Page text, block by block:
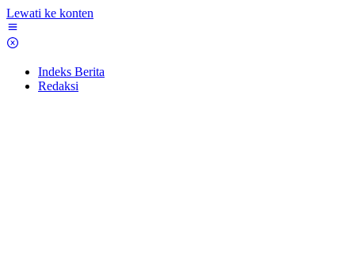
Lewati ke konten
Indeks Berita
Redaksi